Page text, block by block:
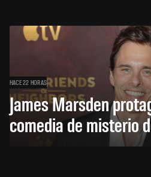
HACE 22 HORAS
James Marsden
comedia de misterio